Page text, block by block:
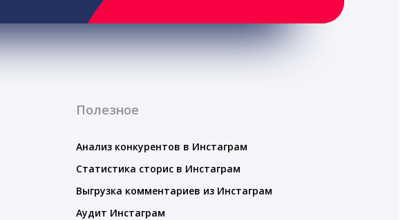
Полезное
Анализ конкурентов в Инстаграм
Статистика сторис в Инстаграм
Выгрузка комментариев из Инстаграм
Аудит Инстаграм